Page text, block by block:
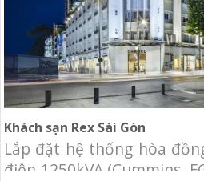
Khách sạn Rex Sài Gòn
Lắp đặt hệ thống hòa
điện 1250kVA (Cummins,